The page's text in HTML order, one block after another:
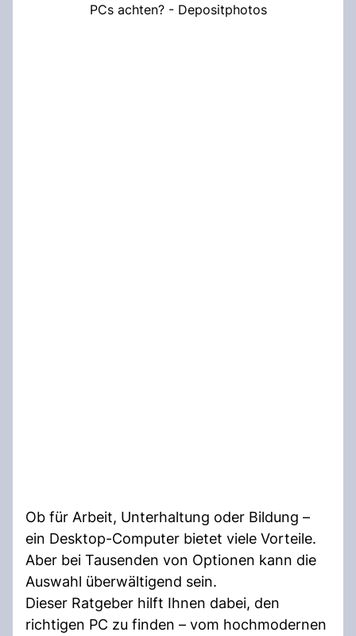
PCs achten? - Depositphotos
Ob für Arbeit, Unterhaltung oder Bildung –
ein Desktop-Computer bietet viele Vorteile.
Aber bei Tausenden von Optionen kann die
Auswahl überwältigend sein.
Dieser Ratgeber hilft Ihnen dabei, den
richtigen PC zu finden – vom hochmodernen